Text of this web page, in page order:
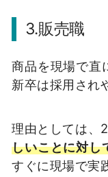
3.販売職
商品を現場で直
新卒は採用され
理由としては、
しいことに対し
すぐに現場で実